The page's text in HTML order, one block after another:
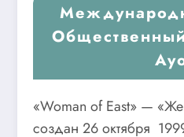
«Woman of East» —
создан 26 октября